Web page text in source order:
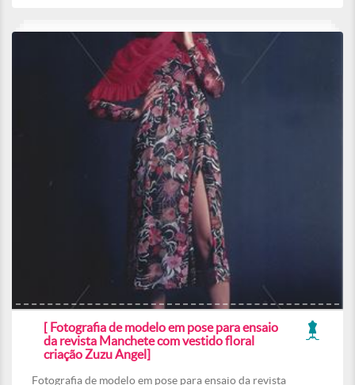
[ Fotografia de modelo em pose para ensaio
da revista Manchete com vestido floral
criação Zuzu Angel]
Fotografia de modelo em pose para ensaio da revista